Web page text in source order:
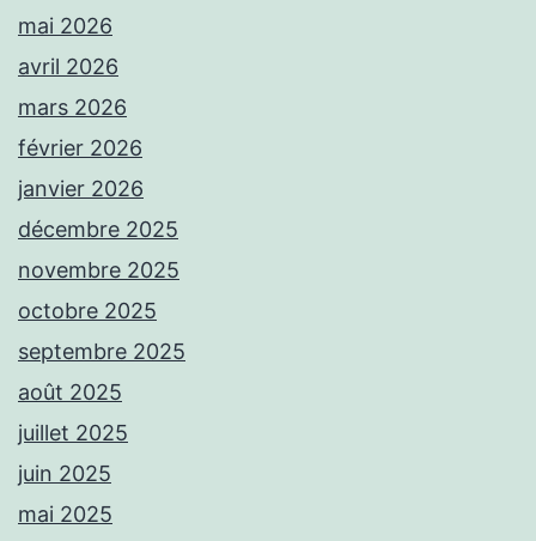
mai 2026
avril 2026
mars 2026
février 2026
janvier 2026
décembre 2025
novembre 2025
octobre 2025
septembre 2025
août 2025
juillet 2025
juin 2025
mai 2025